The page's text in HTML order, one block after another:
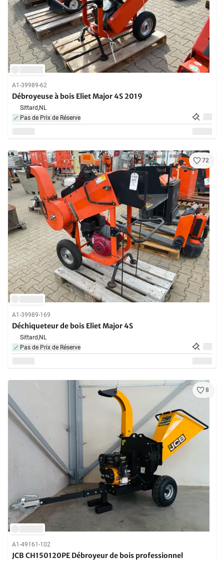
A1-39989-62
Débroyeuse à bois Eliet Major 4S 2019
Sittard,NL
Pas de Prix de Réserve
72
A1-39989-169
Déchiqueteur de bois Eliet Major 4S
Sittard,NL
Pas de Prix de Réserve
8
A1-49161-102
JCB CH150120PE Débroyeur de bois professionnel